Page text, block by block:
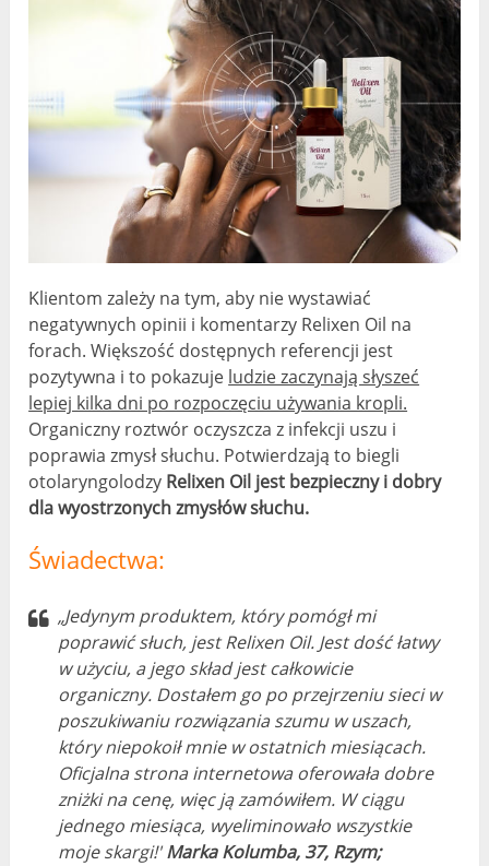
Klientom zależy na tym, aby nie wystawiać
negatywnych opinii i komentarzy Relixen Oil na
forach. Większość dostępnych referencji jest
pozytywna i to pokazuje ludzie zaczynają słyszeć
lepiej kilka dni po rozpoczęciu używania kropli.
Organiczny roztwór oczyszcza z infekcji uszu i
poprawia zmysł słuchu. Potwierdzają to biegli
otolaryngolodzy Relixen Oil jest bezpieczny i dobry
dla wyostrzonych zmysłów słuchu.
Świadectwa:
„Jedynym produktem, który pomógł mi
poprawić słuch, jest Relixen Oil. Jest dość łatwy
w użyciu, a jego skład jest całkowicie
organiczny. Dostałem go po przejrzeniu sieci w
poszukiwaniu rozwiązania szumu w uszach,
który niepokoił mnie w ostatnich miesiącach.
Oficjalna strona internetowa oferowała dobre
zniżki na cenę, więc ją zamówiłem. W ciągu
jednego miesiąca, wyeliminowało wszystkie
moje skargi!'Marka Kolumba, 37, Rzym;